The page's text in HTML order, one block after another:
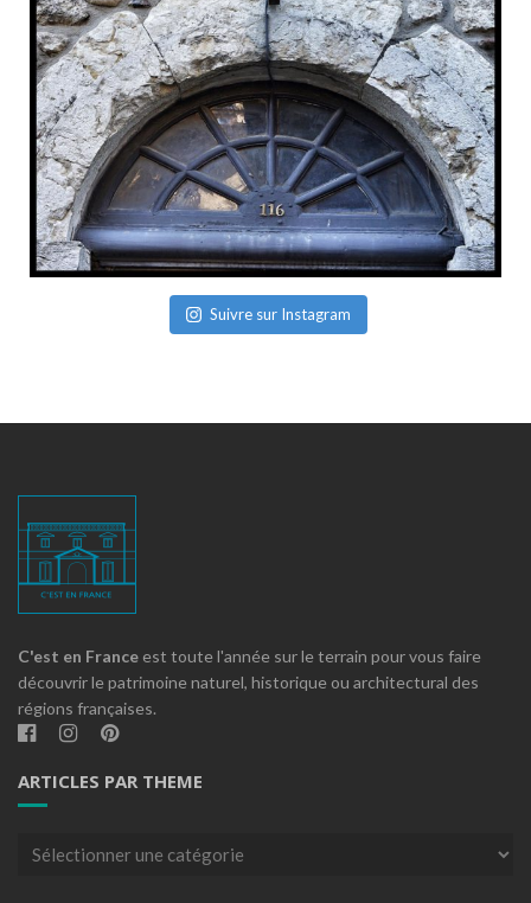
Suivre sur Instagram
C'est en France est toute l'année sur le terrain pour vous faire
découvrir le patrimoine naturel, historique ou architectural des
régions françaises.
ARTICLES PAR THEME
Articles